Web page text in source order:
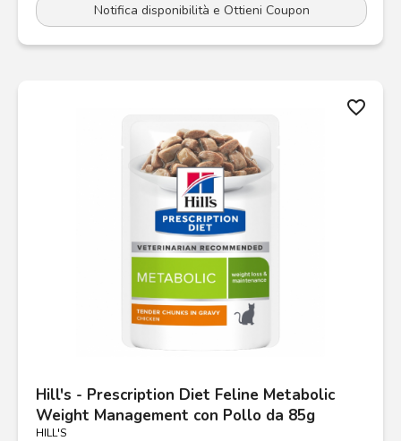
Notifica disponibilità e Ottieni Coupon
favorite_border
Hill's - Prescription Diet Feline Metabolic
Weight Management con Pollo da 85g
HILL'S